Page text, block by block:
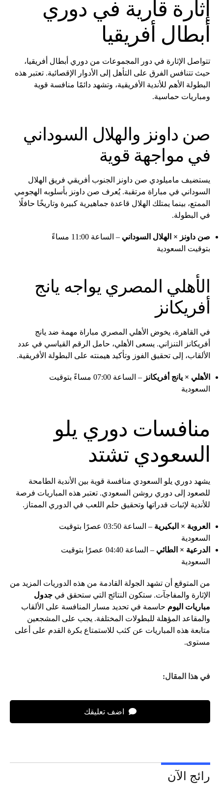
إثارة قارية في دوري
أبطال أفريقيا
تتواصل الإثارة في دور المجموعات من دوري أبطال أفريقيا،
حيث تتنافس الفرق على التأهل إلى الأدوار الإقصائية. تعتبر هذه
البطولة الأهم للأندية الأفريقية، وتشهد دائمًا منافسة قوية
ومباريات حماسية.
صن داونز والهلال السوداني
في مواجهة قوية
يستضيف ماميلودي صن داونز الجنوب أفريقي فريق الهلال
السوداني في مباراة مرتقبة. يُعرف صن داونز بأسلوبه الهجومي
الممتع، بينما يمتلك الهلال قاعدة جماهيرية كبيرة وتاريخًا حافلًا
في البطولة.
صن داونز × الهلال السوداني
– الساعة 11:00 مساءً
بتوقيت السعودية
الأهلي المصري يواجه يانج
أفريكانز
في القاهرة، يخوض الأهلي المصري مباراة مهمة ضد يانج
أفريكانز التنزاني. يسعى الأهلي، حامل الرقم القياسي في عدد
الألقاب، إلى تحقيق الفوز وتأكيد هيمنته على البطولة الأفريقية.
الأهلي × يانج أفريكانز
– الساعة 07:00 مساءً بتوقيت
السعودية
منافسات دوري يلو
السعودي تشتد
يشهد دوري يلو السعودي منافسة قوية بين الأندية الطامحة
للصعود إلى دوري روشن السعودي. تعتبر هذه المباريات فرصة
للأندية لإثبات قدراتها وتحقيق حلم اللعب في الدوري الممتاز.
العروبة × البكيرية
– الساعة 03:50 عصرًا بتوقيت
السعودية
الدرعية × الطائي
– الساعة 04:40 عصرًا بتوقيت
السعودية
من المتوقع أن تشهد الجولة القادمة من هذه الدوريات المزيد من
الإثارة والمفاجآت. ستكون النتائج التي ستحقق في جدول
مباريات اليوم حاسمة في تحديد مسار المنافسة على الألقاب
والمقاعد المؤهلة للبطولات المختلفة. يجب على المشجعين
متابعة هذه المباريات عن كثب للاستمتاع بكرة القدم على أعلى
مستوى.
في هذا المقال:
اضف تعليقك
رائج الآن